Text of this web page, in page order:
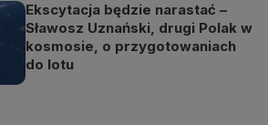
Ekscytacja będzie narastać –
Sławosz Uznański, drugi Polak w
kosmosie, o przygotowaniach
do lotu